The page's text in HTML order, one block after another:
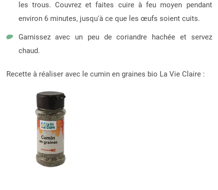
les trous. Couvrez et faites cuire à feu moyen pendant
environ 6 minutes, jusqu'à ce que les œufs soient cuits.
Garnissez avec un peu de coriandre hachée et servez
chaud.
Recette à réaliser avec le cumin en graines bio La Vie Claire :